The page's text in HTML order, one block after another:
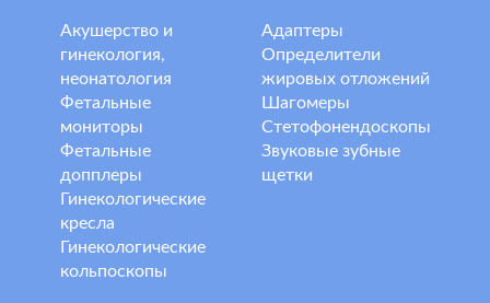
Акушерство и
гинекология,
неонатология
Фетальные
мониторы
Фетальные
допплеры
Гинекологические
кресла
Гинекологические
кольпоскопы
Адаптеры
Определители
жировых отложений
Шагомеры
Стетофонендоскопы
Звуковые зубные
щетки